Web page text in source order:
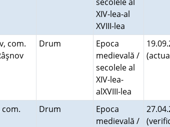
XIV-lea-al
XVIII-lea
com.
Drum
Epoca
medievală /
secolele al
XIV-lea-
alXVIII-lea
com.
Drum
Epoca
medievală /